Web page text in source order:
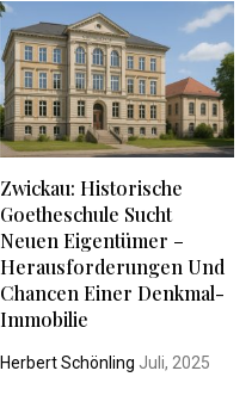
Zwickau: Historische
Goetheschule Sucht
Neuen Eigentümer –
Herausforderungen Und
Chancen Einer Denkmal-
Immobilie
Herbert Schönling Juli, 2025